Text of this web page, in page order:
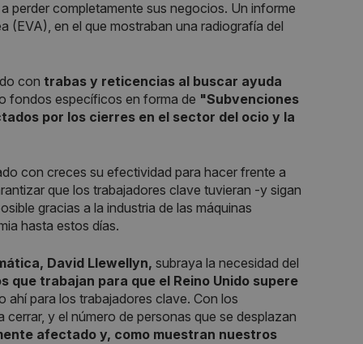
perder completamente sus negocios. Un informe
(EVA), en el que mostraban una radiografía del
con trabas y reticencias al buscar ayuda
fondos específicos en forma de "Subvenciones
por los cierres en el sector del ocio y la
con creces su efectividad para hacer frente a
que los trabajadores clave tuvieran -y sigan
gracias a la industria de las máquinas
hasta estos días.
David Llewellyn, subraya la necesidad del
que trabajan para que el Reino Unido supere
ahí para los trabajadores clave. Con los
y el número de personas que se desplazan
afectado y, como muestran nuestros